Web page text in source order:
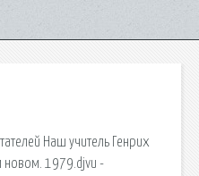
Наш учитель Генрих
новом. 1979.djvu -